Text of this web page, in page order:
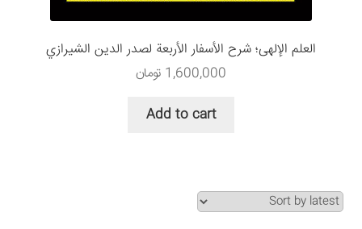
قوانین و مقررات
العلم الإلهی؛ شرح الأسفار الأربعة لصدر الدين الشيرازي
1,600,000 تومان
Add to cart